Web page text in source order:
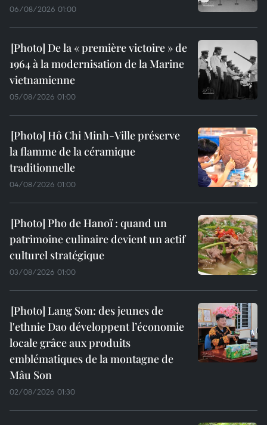
06/08/2026 01:00
De la « première victoire » de
1964 à la modernisation de la Marine
vietnamienne
05/08/2026 01:00
Hô Chi Minh-Ville préserve
la flamme de la céramique
traditionnelle
04/08/2026 01:00
Pho de Hanoï : quand un
patrimoine culinaire devient un actif
culturel stratégique
03/08/2026 01:00
Lang Son: des jeunes de
l'ethnie Dao développent l’économie
locale grâce aux produits
emblématiques de la montagne de
Mâu Son
02/08/2026 01:30